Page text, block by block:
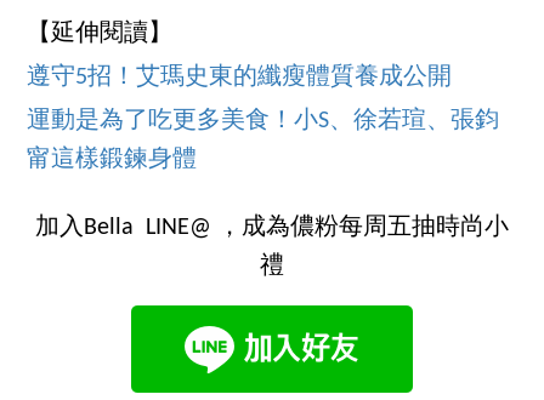
【延伸閱讀】
遵守5招！艾瑪史東的纖瘦體質養成公開
運動是為了吃更多美食！小S、徐若瑄、張鈞
甯這樣鍛鍊身體
加入Bella LINE@ ，成為儂粉每周五抽時尚小
禮